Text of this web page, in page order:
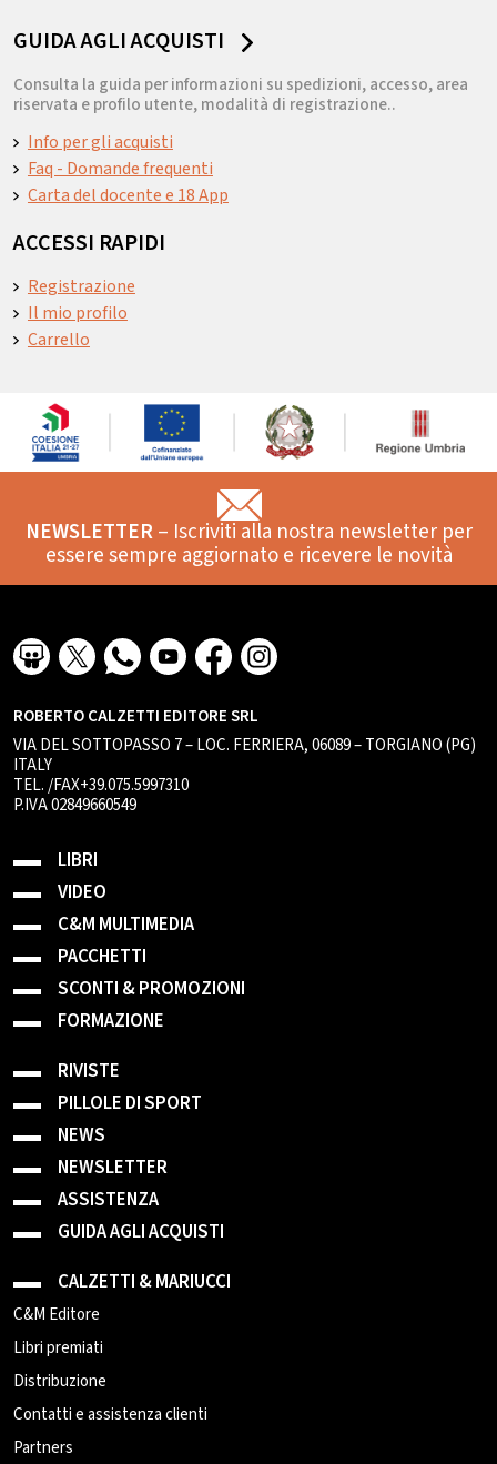
GUIDA AGLI ACQUISTI
Consulta la guida per informazioni su spedizioni, accesso, area
riservata e profilo utente, modalità di registrazione..
Info per gli acquisti
Faq - Domande frequenti
Carta del docente e 18 App
ACCESSI RAPIDI
Registrazione
Il mio profilo
Carrello
NEWSLETTER– Iscriviti alla nostra newsletter per
essere sempre aggiornato e ricevere le novità
ROBERTO CALZETTI EDITORE SRL
VIA DEL SOTTOPASSO 7 – LOC. FERRIERA, 06089 – TORGIANO (PG)
ITALY
TEL. /FAX+39.075.5997310
P.IVA 02849660549
LIBRI
VIDEO
C&M MULTIMEDIA
PACCHETTI
SCONTI & PROMOZIONI
FORMAZIONE
RIVISTE
PILLOLE DI SPORT
NEWS
NEWSLETTER
ASSISTENZA
GUIDA AGLI ACQUISTI
CALZETTI & MARIUCCI
C&M Editore
Libri premiati
Distribuzione
Contatti e assistenza clienti
Partners